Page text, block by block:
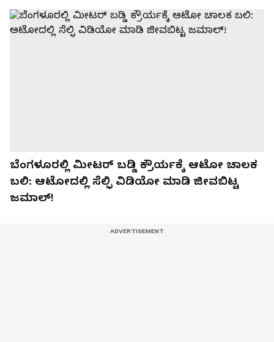
ಬೆಂಗಳೂರಲ್ಲಿ ಮೀಟರ್ ಬಡ್ಡಿ ಕ್ರೌರ್ಯಕ್ಕೆ ಆಟೋ ಚಾಲಕ
ಬಲಿ: ಆಟೋದಲ್ಲಿ ಸೆಲ್ಫಿ ವಿಡಿಯೋ ಮಾಡಿ ಜೀವಬಿಟ್ಟ
ಜಮಾಲ್!